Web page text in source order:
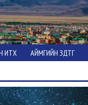
ИТХ АЙМГИЙН ЗДТГ